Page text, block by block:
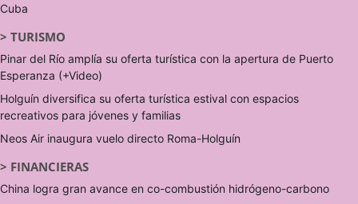
Cuba
> TURISMO
Pinar del Río amplía su oferta turística con la apertura de Puerto
Esperanza (+Video)
Holguín diversifica su oferta turística estival con espacios
recreativos para jóvenes y familias
Neos Air inaugura vuelo directo Roma-Holguín
> FINANCIERAS
China logra gran avance en co-combustión hidrógeno-carbono